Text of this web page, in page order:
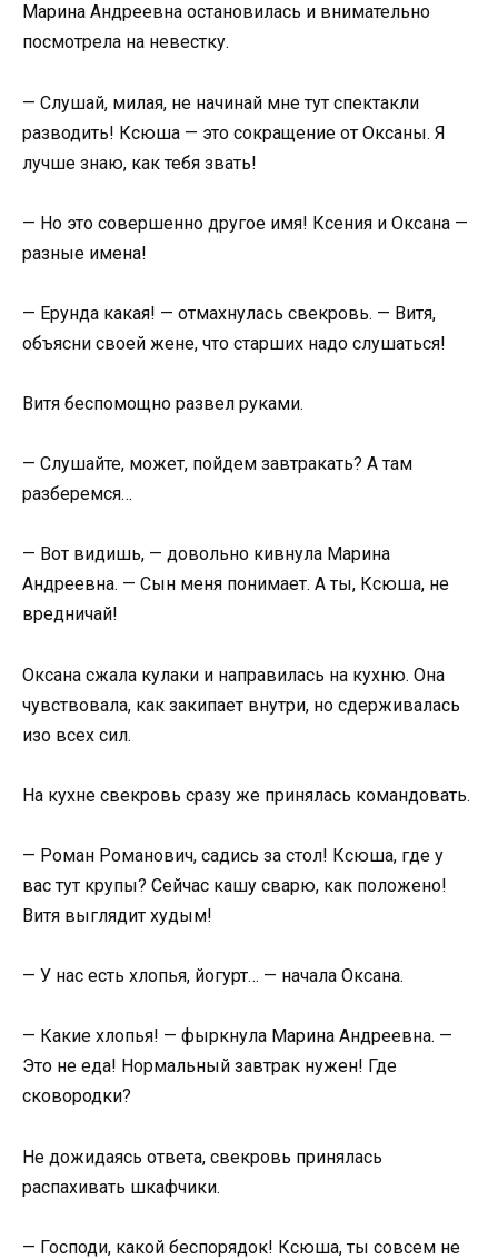
Марина Андреевна остановилась и внимательно
посмотрела на невестку.
— Слушай, милая, не начинай мне тут спектакли
разводить! Ксюша — это сокращение от Оксаны. Я
лучше знаю, как тебя звать!
— Но это совершенно другое имя! Ксения и Оксана —
разные имена!
— Ерунда какая! — отмахнулась свекровь. — Витя,
объясни своей жене, что старших надо слушаться!
Витя беспомощно развел руками.
— Слушайте, может, пойдем завтракать? А там
разберемся…
— Вот видишь, — довольно кивнула Марина
Андреевна. — Сын меня понимает. А ты, Ксюша, не
вредничай!
Оксана сжала кулаки и направилась на кухню. Она
чувствовала, как закипает внутри, но сдерживалась
изо всех сил.
На кухне свекровь сразу же принялась командовать.
— Роман Романович, садись за стол! Ксюша, где у
вас тут крупы? Сейчас кашу сварю, как положено!
Витя выглядит худым!
— У нас есть хлопья, йогурт… — начала Оксана.
— Какие хлопья! — фыркнула Марина Андреевна. —
Это не еда! Нормальный завтрак нужен! Где
сковородки?
Не дожидаясь ответа, свекровь принялась
распахивать шкафчики.
— Господи, какой беспорядок! Ксюша, ты совсем не